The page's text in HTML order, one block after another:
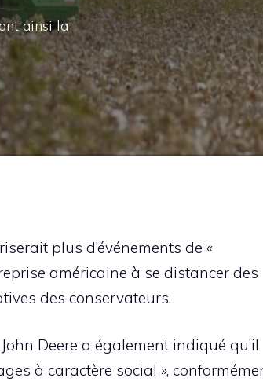
ainsi la
plus d’événements de «
américaine à se distancer des
des conservateurs.
Deere a également indiqué qu’il
à caractère social »,